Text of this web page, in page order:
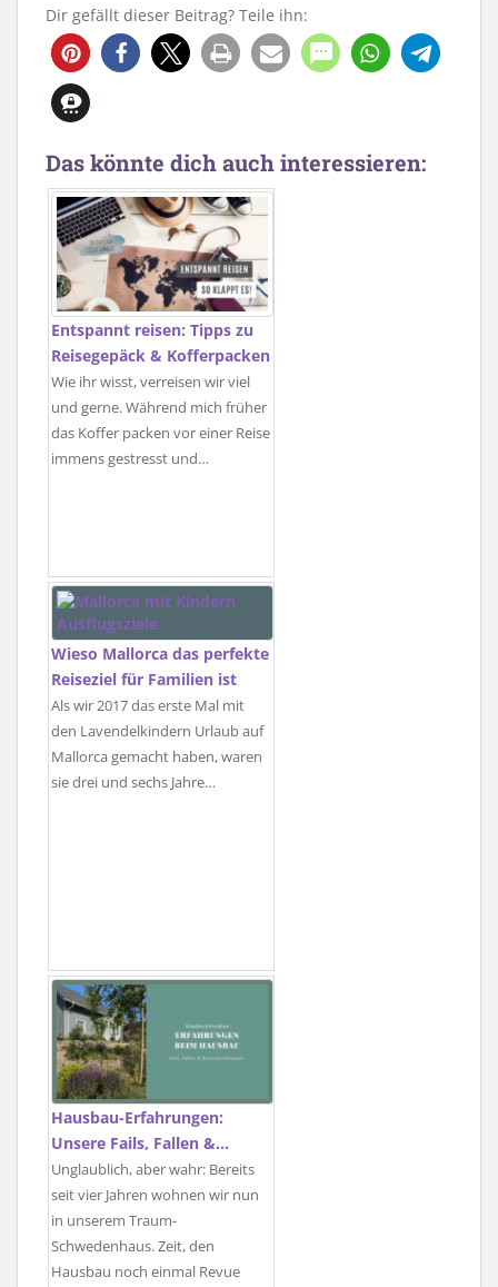
Dir gefällt dieser Beitrag? Teile ihn:
2
Das könnte dich auch interessieren:
Entspannt reisen: Tipps zu
Reisegepäck & Kofferpacken
Wie ihr wisst, verreisen wir viel
und gerne. Während mich früher
das Koffer packen vor einer Reise
immens gestresst und…
Wieso Mallorca das perfekte
Reiseziel für Familien ist
Als wir 2017 das erste Mal mit
den Lavendelkindern Urlaub auf
Mallorca gemacht haben, waren
sie drei und sechs Jahre…
Hausbau-Erfahrungen:
Unsere Fails, Fallen &…
Unglaublich, aber wahr: Bereits
seit vier Jahren wohnen wir nun
in unserem Traum-
Schwedenhaus. Zeit, den
Hausbau noch einmal Revue